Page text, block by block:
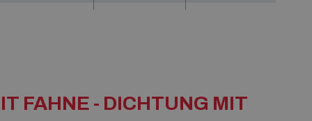
FAHNE - DICHTUNG MIT